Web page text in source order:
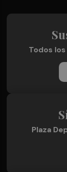
Todos
Plaza